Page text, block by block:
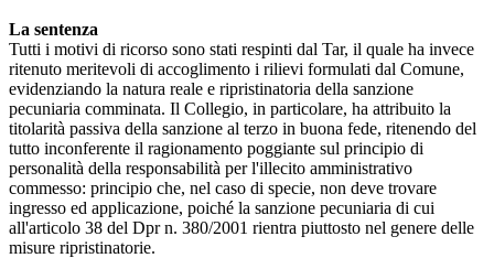
La sentenza
Tutti i motivi di ricorso sono stati respinti dal Tar, il quale ha invece
ritenuto meritevoli di accoglimento i rilievi formulati dal Comune,
evidenziando la natura reale e ripristinatoria della sanzione
pecuniaria comminata. Il Collegio, in particolare, ha attribuito la
titolarità passiva della sanzione al terzo in buona fede, ritenendo del
tutto inconferente il ragionamento poggiante sul principio di
personalità della responsabilità per l'illecito amministrativo
commesso: principio che, nel caso di specie, non deve trovare
ingresso ed applicazione, poiché la sanzione pecuniaria di cui
all'articolo 38 del Dpr n. 380/2001 rientra piuttosto nel genere delle
misure ripristinatorie.